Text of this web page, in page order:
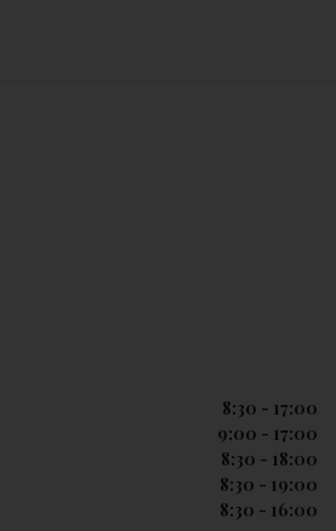
8:30 - 17:00
9:00 - 17:00
8:30 - 18:00
8:30 - 19:00
8:30 - 16:00